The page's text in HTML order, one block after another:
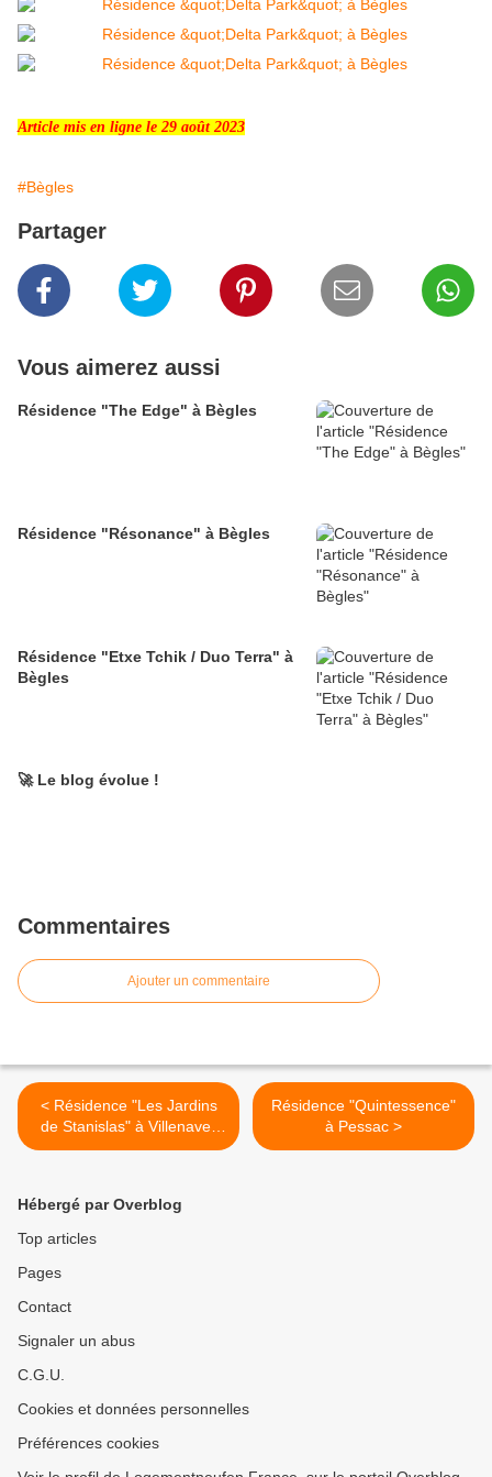
Article mis en ligne le 29 août 2023
#Bègles
Partager
Vous aimerez aussi
Résidence "The Edge" à Bègles
Résidence "Résonance" à Bègles
Résidence "Etxe Tchik / Duo Terra" à
Bègles
🚀 Le blog évolue !
Commentaires
Ajouter un commentaire
< Résidence "Les Jardins
de Stanislas" à Villenave-
d'Ornon
Résidence "Quintessence"
à Pessac >
Hébergé par Overblog
Top articles
Pages
Contact
Signaler un abus
C.G.U.
Cookies et données personnelles
Préférences cookies